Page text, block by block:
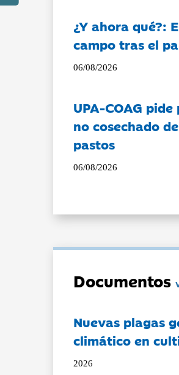
¿Y ahora qué?:
campo tras el
06/08/2026
UPA-COAG
no cosechado
pastos
06/08/2026
Documentos
Nuevas plagas
climático en
2026